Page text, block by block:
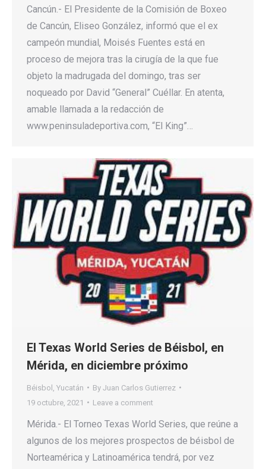
Cancún.- El Presidente de la Comisión de Boxeo
de Cancún, Eliseo González, informó que el ex
campeón mundial, Moisés Fuentes está en
proceso de mejora tras la cirugía de la que fue
objeto la madrugada del domingo, tras ser
noqueado por David “General” Cuéllar. En atenta,
amable llamada a la redacción de
www.peninsuladeportiva.com, “El King”…
El Texas World Series de Béisbol, en
Mérida, en diciembre próximo
Béisbol Yucatán By Juan Carlos Gutierrez
19 octubre, 2021
Leave a comment
Mérida.- El Torneo Texas World Series, que reúne a
algunos de los mejores prospectos de béisbol de
Norteamérica y Latinoamérica tendrá, por vez